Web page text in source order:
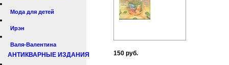
Мода для детей
Ирэн
Валя-Валентина
АНТИКВАРНЫЕ ИЗДАНИЯ 150 руб.